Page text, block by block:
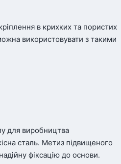
в крихких та пористих
використовувати з такими
для виробництва
сталь. Метиз підвищеного
фіксацію до основи.